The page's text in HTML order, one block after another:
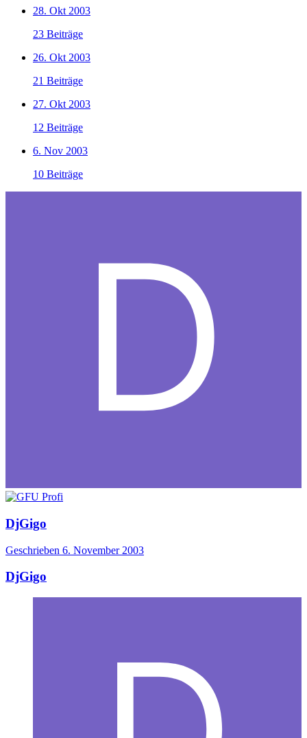
28. Okt 2003
23 Beiträge
26. Okt 2003
21 Beiträge
27. Okt 2003
12 Beiträge
6. Nov 2003
10 Beiträge
DjGigo
Geschrieben 6. November 2003
DjGigo